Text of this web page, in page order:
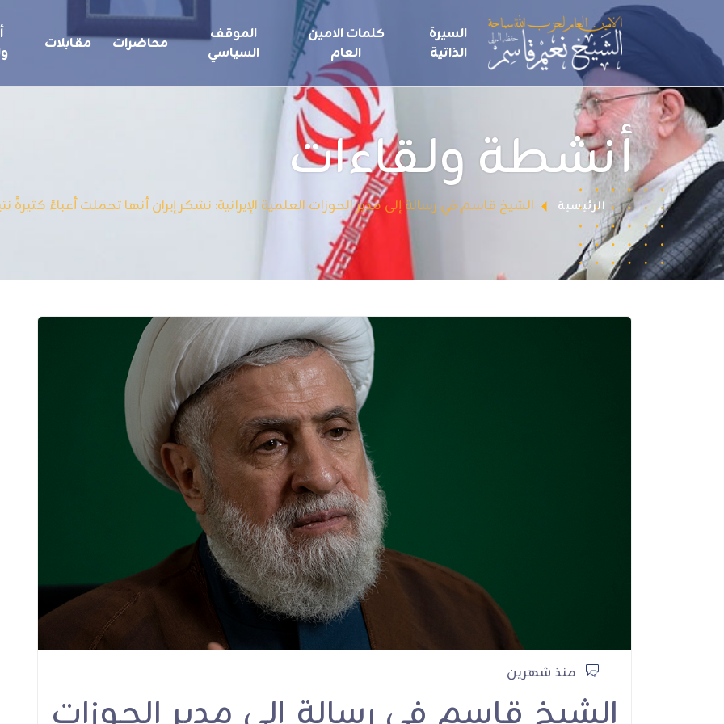
السيرة
الذاتية
كلمات الامين
العام
الموقف
السياسي
محاضرات مقابلات
أنشطة ولقاءات
الرئيسية الشيخ قاسم في رسالة إلى مدير الحوزات العلمية الإيرانية: نشكر إيران أنها تحملت أعباءً
منذ شهرين
الشيخ قاسم: إيران أيقونة
أنشطة ولقاءات
الشيخ قاسم في ذكرى
رحيل الإمام الخميني(قده):
لا نقبل بأي ربط بين وجود
المقاومة وبين وقف
العدوان وانسحاب إسرائيل
أنشطة ولقاءات
تبريك للقائد الحية: إنَّنا
أنشطة ولقاءات